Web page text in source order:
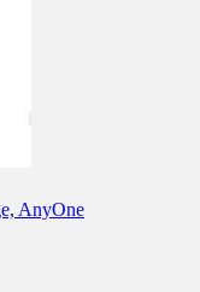
AnyOne